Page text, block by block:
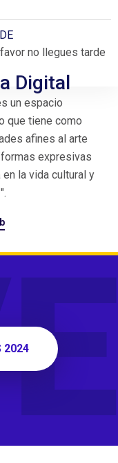
no llegues tarde
Digital
un espacio
que tiene como
afines al arte
expresivas
la vida cultural y
2024